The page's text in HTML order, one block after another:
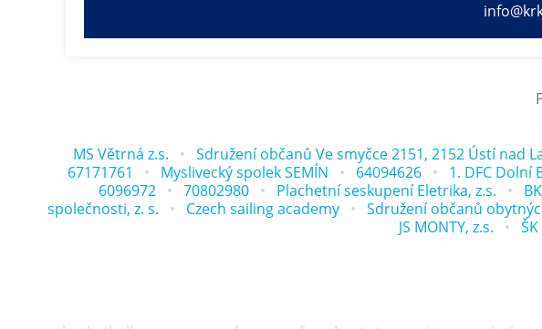
MS Větrná z.s. Sdružení občanů Ve smyčce 2151, 2152 Ústí nad
67171761
Myslivecký spolek SEMÍN 64094626 1. DFC Dolní
6096972
70802980 Plachetní seskupení Eletrika, z.s.
společnosti, z. s.
Czech sailing academy
Sdružení občanů
JS MONTY, z.s.